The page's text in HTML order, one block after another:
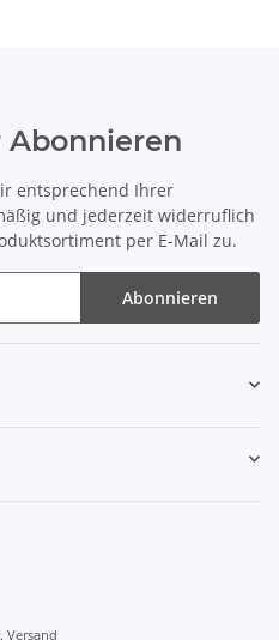
entsprechend Ihrer
und jederzeit widerruflich
per E-Mail zu.
Abonnieren
Versand